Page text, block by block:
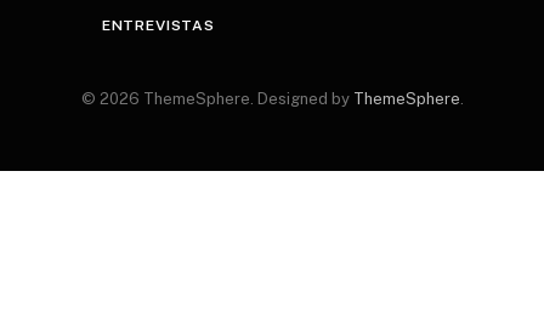
ENTREVISTAS
© 2026 ThemeSphere. Designed by ThemeSphere.